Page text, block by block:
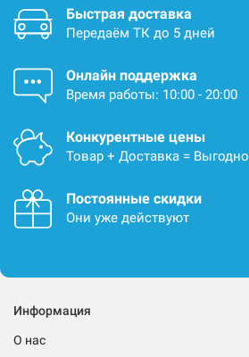
Быстрая доставка
Передаём ТК до 5 дней
Онлайн поддержка
Время работы: 10:00 - 20:00
Конкурентные цены
Товар + Доставка = Выгодно
Постоянные скидки
Они уже действуют
Информация
О нас